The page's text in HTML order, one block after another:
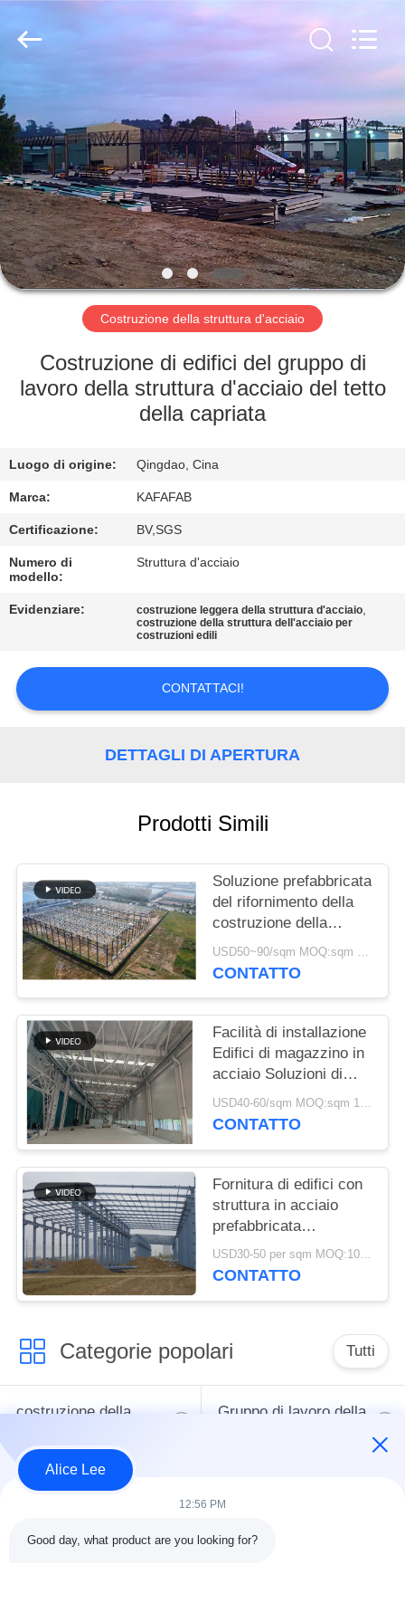
CASA.
PRODOTTI
VIDEO
SPETTACOLO
VR
CHI
SIAMO
ALLA
FABBRICA
CONTROLLO
DELLA
QUALITÀ
CONTATTACI
DEL
SITO
POLITICA
SULLA
RISERVATEZZA
Fabrication
Costruzione della struttura d'acciaio
Costruzione di edifici del gruppo di
lavoro della struttura d'acciaio del tetto
della capriata
Luogo di origine: Qingdao, Cina
Marca: KAFAFAB
Certificazione: BV,SGS
Numero di
modello:
Struttura d'acciaio
Evidenziare: costruzione leggera della struttura d'acciaio,
costruzione della struttura dell'acciaio per
costruzioni edili
CONTATTACI!
DETTAGLI DI APERTURA
Prodotti Simili
Soluzione prefabbricata
del rifornimento della
costruzione della
struttura d'acciaio per
industria
USD50~90/sqm MOQ:sqm 1000
CONTATTO
Facilità di installazione
Edifici di magazzino in
acciaio Soluzioni di
stoccaggio rispettose
dell'ambiente
USD40-60/sqm MOQ:sqm 1000
CONTATTO
Fornitura di edifici con
struttura in acciaio
prefabbricata
personalizzata zincata USD30-50 per sqm MOQ:1000 mq
CONTATTO
Categorie popolari Tutti
costruzione della
Gruppo di lavoro della
costruzioni edili
Alice Lee
12:56 PM
Good day, what product are you looking for?